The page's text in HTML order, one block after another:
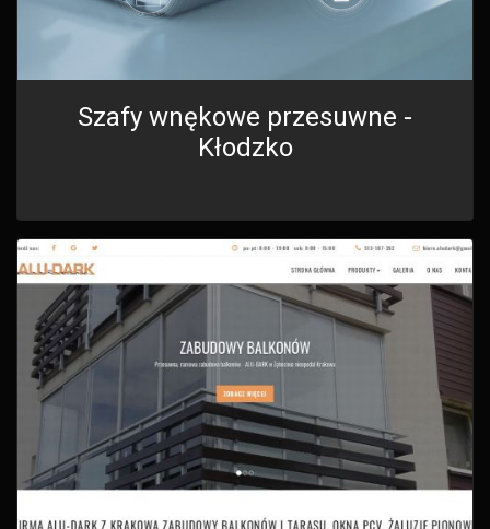
Szafy wnękowe przesuwne -
Kłodzko